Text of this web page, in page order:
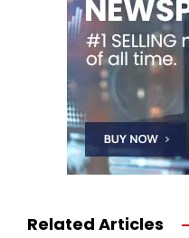
Related Articles